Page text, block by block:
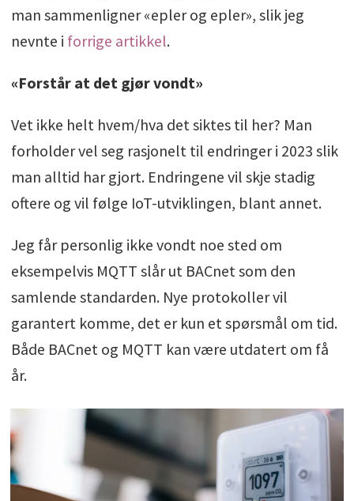
man sammenligner «epler og epler», slik jeg
nevnte i forrige artikkel.
«Forstår at det gjør vondt»
Vet ikke helt hvem/hva det siktes til her? Man
forholder vel seg rasjonelt til endringer i 2023 slik
man alltid har gjort. Endringene vil skje stadig
oftere og vil følge IoT-utviklingen, blant annet.
Jeg får personlig ikke vondt noe sted om
eksempelvis MQTT slår ut BACnet som den
samlende standarden. Nye protokoller vil
garantert komme, det er kun et spørsmål om tid.
Både BACnet og MQTT kan være utdatert om få
år.